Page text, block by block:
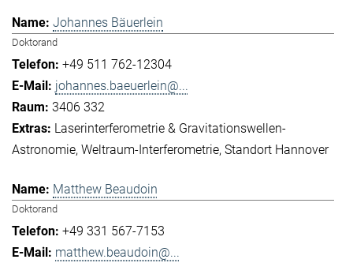
Johannes Bäuerlein
Doktorand
+49 511 762-12304
johannes.baeuerlein@...
3406 332
Laserinterferometrie & Gravitationswellen-
Astronomie Weltraum-Interferometrie Standort Hannover
Matthew Beaudoin
Doktorand
+49 331 567-7153
matthew.beaudoin@...